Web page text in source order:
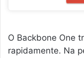
O Backbone One
rapidamente. Na